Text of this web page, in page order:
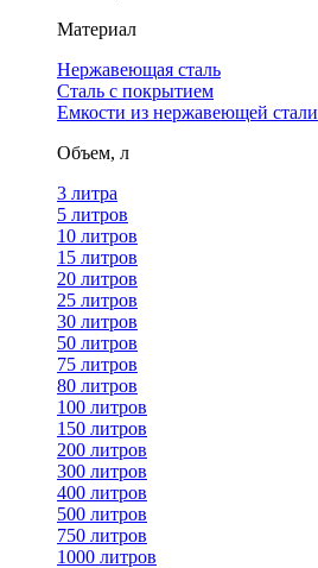
Материал
Нержавеющая сталь
Сталь с покрытием
Емкости из нержавеющей стали
Объем, л
3 литра
5 литров
10 литров
15 литров
20 литров
25 литров
30 литров
50 литров
75 литров
80 литров
100 литров
150 литров
200 литров
300 литров
400 литров
500 литров
750 литров
1000 литров